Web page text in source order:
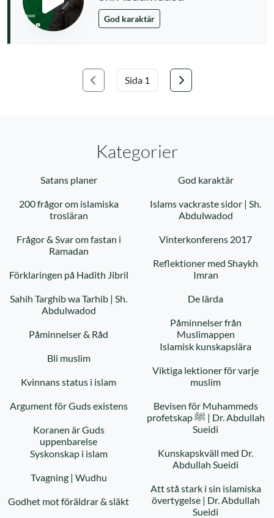
God karaktär
Föregående
Välj sida
Nästa
Kategorier
Satans planer God karaktär
200 frågor om islamiska
trosläran
Islams vackraste sidor | Sh.
Abdulwadod
Frågor & Svar om fastan i
Ramadan
Vinterkonferens 2017
Reflektioner med Shaykh
Imran
Förklaringen på Hadith Jibril
Sahih Targhib wa Tarhib | Sh.
Abdulwadod
De lärda
Påminnelser från
Muslimappen
Påminnelser & Råd
Islamisk kunskapslära
Bli muslim
Viktiga lektioner för varje
muslim
Kvinnans status i islam
Argument för Guds existens
Bevisen för Muhammeds
profetskap ﷺ | Dr. Abdullah
Sueidi
Koranen är Guds
uppenbarelse
Kunskapskväll med Dr.
Abdullah Sueidi
Syskonskap i islam
Tvagning | Wudhu
Att stå stark i sin islamiska
övertygelse | Dr. Abdullah
Sueidi
Godhet mot föräldrar & släkt